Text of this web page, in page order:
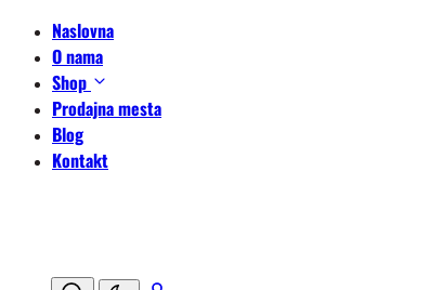
Naslovna
O nama
Shop
Prodajna mesta
Blog
Kontakt